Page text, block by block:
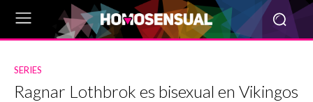
SERIES
Ragnar Lothbrok es bisexual en Vikingos